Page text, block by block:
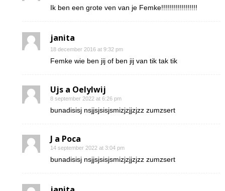
Ik ben een grote ven van je Femke!!!!!!!!!!!!!!!!!!
janita
18 december 2016 at 9:32 pm
Femke wie ben jij of ben jij van tik tak tik
Ujs a Oelylwij
8 september 2022 at 6:26 pm
bunadisisj nsjjsjsisjsmizjzjjzjzz zumzsert
J a Poca
14 september 2022 at 3:04 pm
bunadisisj nsjjsjsisjsmizjzjjzjzz zumzsert